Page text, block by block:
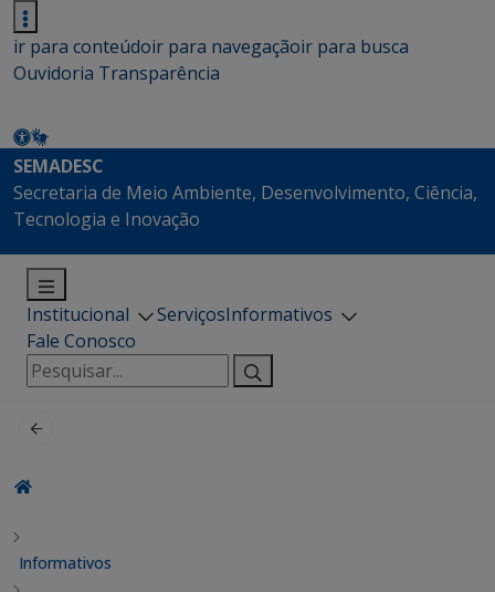
ir para conteúdoir para navegaçãoir para busca
Ouvidoria Transparência
SEMADESC
Secretaria de Meio Ambiente, Desenvolvimento, Ciência,
Tecnologia e Inovação
Institucional ServiçosInformativos
Fale Conosco
Pesquisar
por:
Informativos